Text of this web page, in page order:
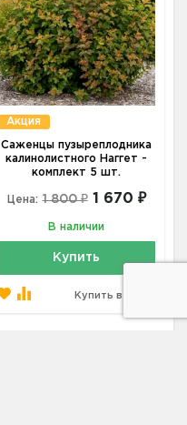
Акция
Саженцы пузыреплодника
калинолистного Наггет -
комплект 5 шт.
Цена: 1 800 ₽ 1 670 ₽
В наличии
Купить
Купить в 1 клик